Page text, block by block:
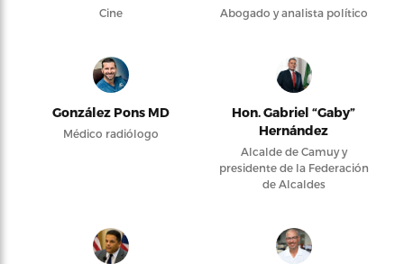
Cine Abogado y analista político
González Pons MD
Médico radiólogo
Hon. Gabriel “Gaby”
Hernández
Alcalde de Camuy y
presidente de la Federación
de Alcaldes